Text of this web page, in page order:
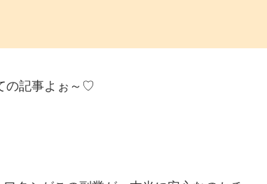
の記事よぉ～♡